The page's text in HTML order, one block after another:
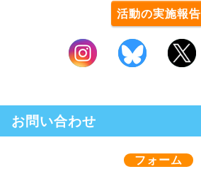
活動の実施報告
お問い合わせ
フォーム